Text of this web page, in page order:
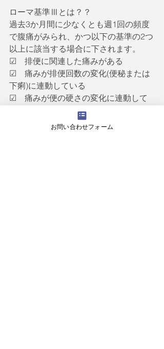
ローマ基準Ⅲとは？？
過去3か月間に少なくとも週1回の頻度
で腹痛がみられ、かつ以下の基準の2つ
以上に該当する場合に下されます。
☑　排便に関連した痛みがある
☑　痛みが排便回数の変化(便秘または
下痢)に連動している
☑　痛みが便の硬さの変化に連動して
お問い合わせフォーム